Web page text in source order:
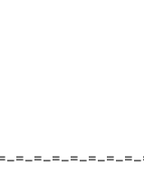
=-=-=-=-=-=-